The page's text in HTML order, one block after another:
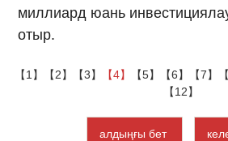
миллиард юань
отыр.
【1】 【2】 【3】 【4】 【5】 【6】 【7】
【12】
алдыңғы бет